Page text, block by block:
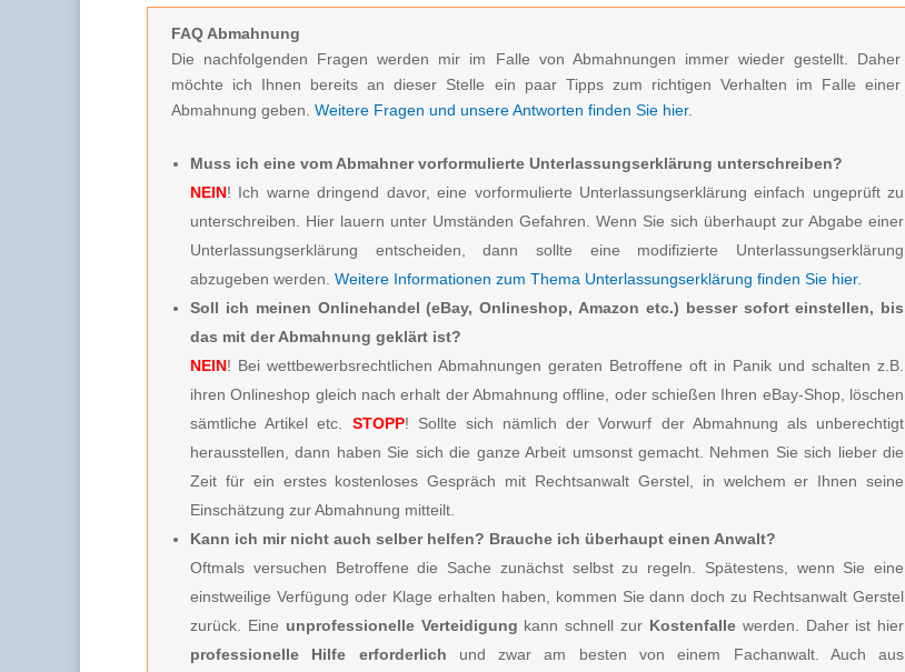
FAQ Abmahnung
Die nachfolgenden Fragen werden mir im Falle von Abmahnungen immer wieder gestellt. Daher
möchte ich Ihnen bereits an dieser Stelle ein paar Tipps zum richtigen Verhalten im Falle einer
Abmahnung geben. Weitere Fragen und unsere Antworten finden Sie hier.
Muss ich eine vom Abmahner vorformulierte Unterlassungserklärung unterschreiben?
NEIN! Ich warne dringend davor, eine vorformulierte Unterlassungserklärung einfach ungeprüft zu
unterschreiben. Hier lauern unter Umständen Gefahren. Wenn Sie sich überhaupt zur Abgabe einer
Unterlassungserklärung entscheiden, dann sollte eine modifizierte Unterlassungserklärung
abzugeben werden. Weitere Informationen zum Thema Unterlassungserklärung finden Sie hier.
Soll ich meinen Onlinehandel (eBay, Onlineshop, Amazon etc.) besser sofort einstellen, bis
das mit der Abmahnung geklärt ist?
NEIN! Bei wettbewerbsrechtlichen Abmahnungen geraten Betroffene oft in Panik und schalten z.B.
ihren Onlineshop gleich nach erhalt der Abmahnung offline, oder schießen Ihren eBay-Shop, löschen
sämtliche Artikel etc. STOPP! Sollte sich nämlich der Vorwurf der Abmahnung als unberechtigt
herausstellen, dann haben Sie sich die ganze Arbeit umsonst gemacht. Nehmen Sie sich lieber die
Zeit für ein erstes kostenloses Gespräch mit Rechtsanwalt Gerstel, in welchem er Ihnen seine
Einschätzung zur Abmahnung mitteilt.
Kann ich mir nicht auch selber helfen? Brauche ich überhaupt einen Anwalt?
Oftmals versuchen Betroffene die Sache zunächst selbst zu regeln. Spätestens, wenn Sie eine
einstweilige Verfügung oder Klage erhalten haben, kommen Sie dann doch zu Rechtsanwalt Gerstel
zurück. Eine unprofessionelle Verteidigung kann schnell zur Kostenfallewerden. Daher ist hier
professionelle Hilfe erforderlich und zwar am besten von einem Fachanwalt. Auch aus